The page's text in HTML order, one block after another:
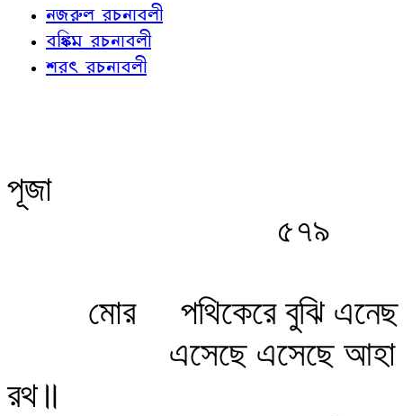
নজরুল রচনাবলী
বঙ্কিম রচনাবলী
শরৎ রচনাবলী
পূজা
৫৭৯
মোর
পথিকেরে বুঝি
এসেছে এসেছে আহা
রথ॥